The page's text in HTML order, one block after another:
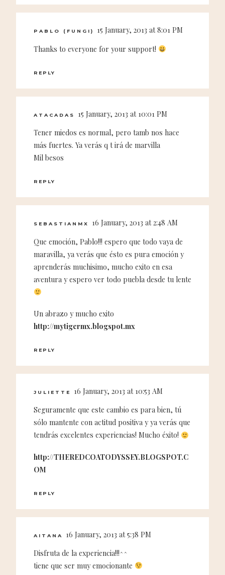
PABLO (FUNGI)
15 January, 2013 at 8:01 PM
Thanks to everyone for your support!
REPLY
ATACADAS
15 January, 2013 at 10:01 PM
Tener miedos es normal, pero tamb nos hace
más fuertes. Ya verás q t irá de marvilla
Mil besos
REPLY
SEBASTIANMX
16 January, 2013 at 2:48 AM
Que emoción, Pablo!!! espero que todo vaya de
maravilla, ya verás que ésto es pura emoción y
aprenderás muchisimo, mucho exito en esa
aventura y espero ver todo puebla desde tu lente
Un abrazo y mucho exito
http://mytigermx.blogspot.mx
REPLY
JULIETTE
16 January, 2013 at 10:53 AM
Seguramente que este cambio es para bien, tú
sólo mantente con actitud positiva y ya verás que
tendrás excelentes experiencias! Mucho éxito!
http://THEREDCOATODYSSEY.BLOGSPOT.C
OM
REPLY
AITANA
16 January, 2013 at 5:38 PM
Disfruta de la experiencia!!!^^
tiene que ser muy emocionante